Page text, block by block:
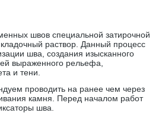
швов специальной затирочной
раствор. Данный процесс
шва, создания изысканного
выраженного рельефа,
и тени.
проводить на ранее чем через
камня. Перед началом работ
шва.